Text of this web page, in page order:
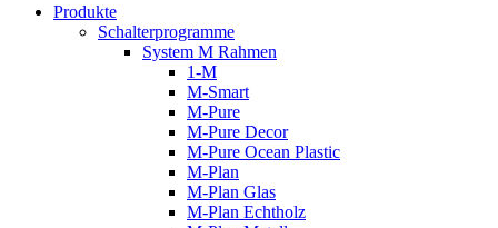
Produkte
Schalterprogramme
System M Rahmen
1-M
M-Smart
M-Pure
M-Pure Decor
M-Pure Ocean Plastic
M-Plan
M-Plan Glas
M-Plan Echtholz